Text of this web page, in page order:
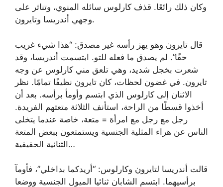
وكان ذلك رائعًا. قذف كارلوس سائله المنوي، وتناثر على
وجهي أندريسا وتايرون.
قال تايرون وهو يهز رأسه غير مصدق: “هذا شيء غريب
حقًا”. لم يصدق ما فعله للتو. ابتسمت أندريسا، وقد
شعرت بخجل شديد، وهي تلعق مني كارلوس عن وجه
تايرون. في غضون لحظات، كان تايرون نظيفًا تمامًا. نظر
الاثنان إلى كارلوس الذي ابتسم وأومأ برأسه. بعد أن
أخذوا قسطًا من الراحة، استأنف الثلاثة متعتهم الفريدة.
رجل مع رجل مع امرأة = متعة، خاصة عندما يتخلى
الناس عن هراء المثلية الجنسية ويستمتعون ببعض المتعة
الثنائية الحقيقية…
قالت أندريسا لتايرون وكارلوس: “أريدكما بداخلي”، فأومآ
برأسيهما. ابتسم الشابان ثنائيا الميول الجنسية ووضعا